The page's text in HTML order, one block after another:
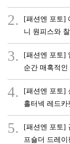
2.
[패션엔 포토]
니 원피스와
3.
[패션엔 포토]
순간 매혹적
4.
[패션엔 포토]
홀터넥 레드카
5.
[패션엔 포토]
프숄더 드레